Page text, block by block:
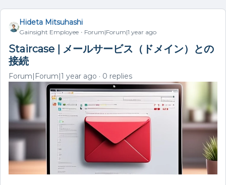
Hideta Mitsuhashi
Gainsight Employee Forum|Forum|1 year ago
Staircase | メールサービス（ドメイン）との
接続
Forum|Forum|1 year ago 0 replies